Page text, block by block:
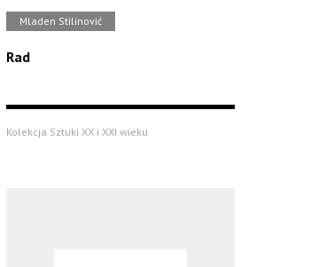
Mladen Stilinović
Rad
Kolekcja Sztuki XX i XXI wieku